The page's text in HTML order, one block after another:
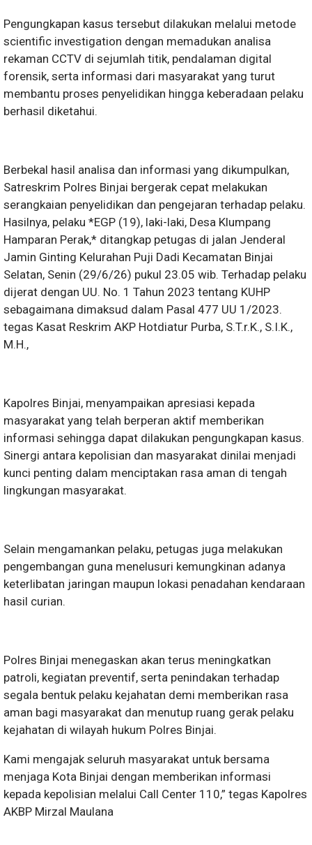
Pengungkapan kasus tersebut dilakukan melalui metode
scientific investigation dengan memadukan analisa
rekaman CCTV di sejumlah titik, pendalaman digital
forensik, serta informasi dari masyarakat yang turut
membantu proses penyelidikan hingga keberadaan pelaku
berhasil diketahui.
Berbekal hasil analisa dan informasi yang dikumpulkan,
Satreskrim Polres Binjai bergerak cepat melakukan
serangkaian penyelidikan dan pengejaran terhadap pelaku.
Hasilnya, pelaku *EGP (19), laki-laki, Desa Klumpang
Hamparan Perak,* ditangkap petugas di jalan Jenderal
Jamin Ginting Kelurahan Puji Dadi Kecamatan Binjai
Selatan, Senin (29/6/26) pukul 23.05 wib. Terhadap pelaku
dijerat dengan UU. No. 1 Tahun 2023 tentang KUHP
sebagaimana dimaksud dalam Pasal 477 UU 1/2023.
tegas Kasat Reskrim AKP Hotdiatur Purba, S.T.r.K., S.I.K.,
M.H.,
Kapolres Binjai, menyampaikan apresiasi kepada
masyarakat yang telah berperan aktif memberikan
informasi sehingga dapat dilakukan pengungkapan kasus.
Sinergi antara kepolisian dan masyarakat dinilai menjadi
kunci penting dalam menciptakan rasa aman di tengah
lingkungan masyarakat.
Selain mengamankan pelaku, petugas juga melakukan
pengembangan guna menelusuri kemungkinan adanya
keterlibatan jaringan maupun lokasi penadahan kendaraan
hasil curian.
Polres Binjai menegaskan akan terus meningkatkan
patroli, kegiatan preventif, serta penindakan terhadap
segala bentuk pelaku kejahatan demi memberikan rasa
aman bagi masyarakat dan menutup ruang gerak pelaku
kejahatan di wilayah hukum Polres Binjai.
Kami mengajak seluruh masyarakat untuk bersama
menjaga Kota Binjai dengan memberikan informasi
kepada kepolisian melalui Call Center 110,” tegas Kapolres
AKBP Mirzal Maulana